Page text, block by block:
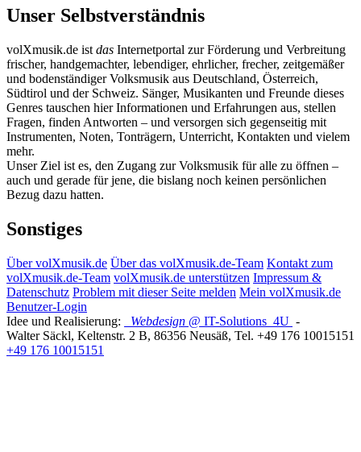
Unser Selbstverständnis
volXmusik.de ist das Internetportal zur Förderung und Verbreitung
frischer, handgemachter, lebendiger, ehrlicher, frecher, zeitgemäßer
und bodenständiger Volksmusik aus Deutschland, Österreich,
Südtirol und der Schweiz. Sänger, Musikanten und Freunde dieses
Genres tauschen hier Informationen und Erfahrungen aus, stellen
Fragen, finden Antworten – und versorgen sich gegenseitig mit
Instrumenten, Noten, Tonträgern, Unterricht, Kontakten und vielem
mehr.
Unser Ziel ist es, den Zugang zur Volksmusik für alle zu öffnen –
auch und gerade für jene, die bislang noch keinen persönlichen
Bezug dazu hatten.
Sonstiges
Über volXmusik.de Über das volXmusik.de-Team Kontakt zum
volXmusik.de-Team volXmusik.de unterstützen Impressum &
Datenschutz Problem mit dieser Seite melden Mein volXmusik.de
Benutzer-Login
Idee und Realisierung:
Webdesign @ IT-Solutions 4U -
Walter Säckl, Keltenstr. 2 B, 86356 Neusäß, Tel. +49 176 10015151
+49 176 10015151